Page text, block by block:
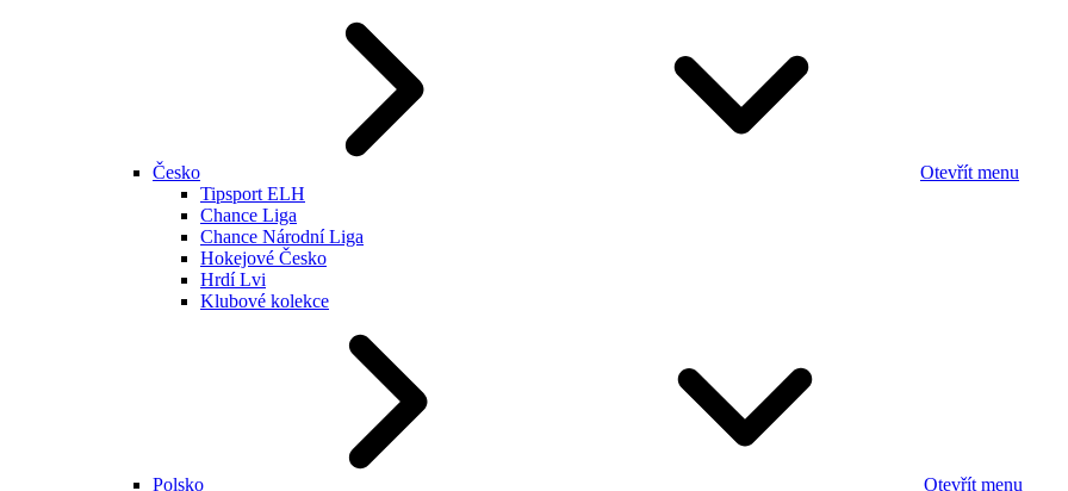
Česko
Otevřít menu
Tipsport ELH
Chance Liga
Chance Národní Liga
Hokejové Česko
Hrdí Lvi
Klubové kolekce
Polsko
Otevřít menu